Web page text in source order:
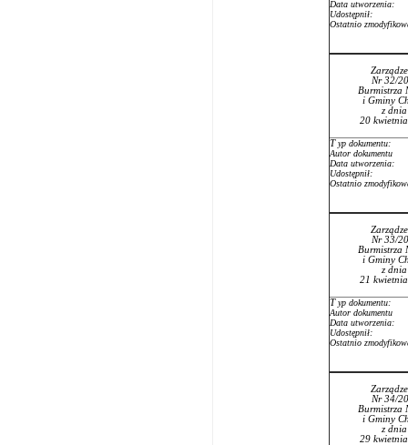
Data utworzenia:
Udostępnił:
Ostatnio
Nr 32/
Burmistrza
i Gminy
z
20
Typ dokumentu:
Autor dokumentu
Data utworzenia:
Udostępnił:
Ostatnio
Nr 33/
Burmistrza
i Gminy
z
21
Typ dokumentu:
Autor dokumentu
Data utworzenia:
Udostępnił:
Ostatnio
Nr 34/
Burmistrza
i Gminy
z
29